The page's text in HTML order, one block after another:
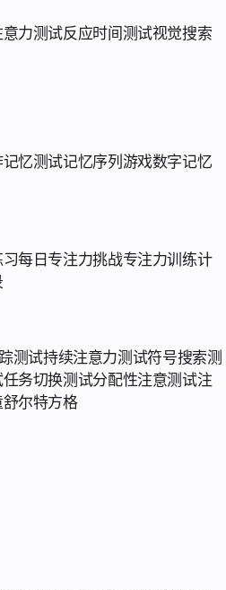
意力测试反应时间测试视觉搜索
忆测试记忆序列游戏数字记忆
习每日专注力挑战专注力训练计
测试持续注意力测试符号搜索测
任务切换测试分配性注意测试注
尔特方格